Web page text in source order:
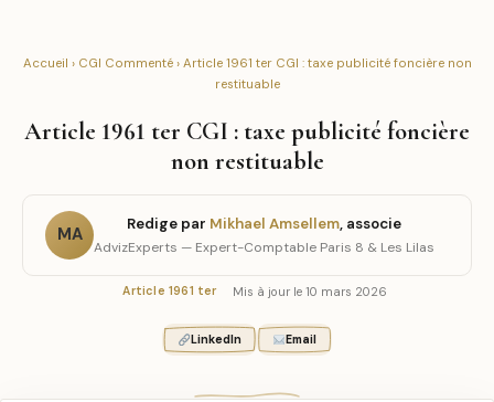
Accueil › CGI Commenté› Article 1961 ter CGI : taxe publicité foncière non
restituable
Article 1961 ter CGI : taxe publicité foncière
non restituable
MA
Redige par Mikhael Amsellem, associe
AdvizExperts — Expert-Comptable Paris 8 & Les Lilas
Article 1961 ter Mis à jour le 10 mars 2026
LinkedIn Email